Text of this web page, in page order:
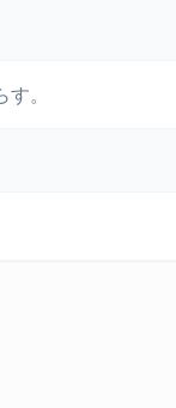
。